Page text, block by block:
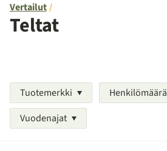
Vertailut
Teltat
Tuotemerkki
Henkilömäärä
Vuodenajat